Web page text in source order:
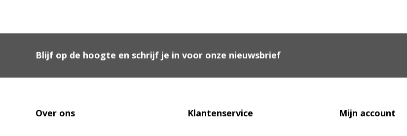
Blijf op de hoogte en schrijf je in voor onze nieuwsbrief
Over ons Klantenservice Mijn account